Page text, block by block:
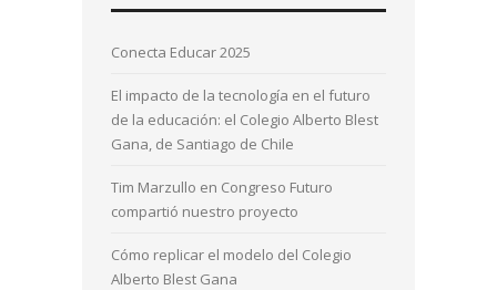
Conecta Educar 2025
El impacto de la tecnología en el futuro
de la educación: el Colegio Alberto Blest
Gana, de Santiago de Chile
Tim Marzullo en Congreso Futuro
compartió nuestro proyecto
Cómo replicar el modelo del Colegio
Alberto Blest Gana